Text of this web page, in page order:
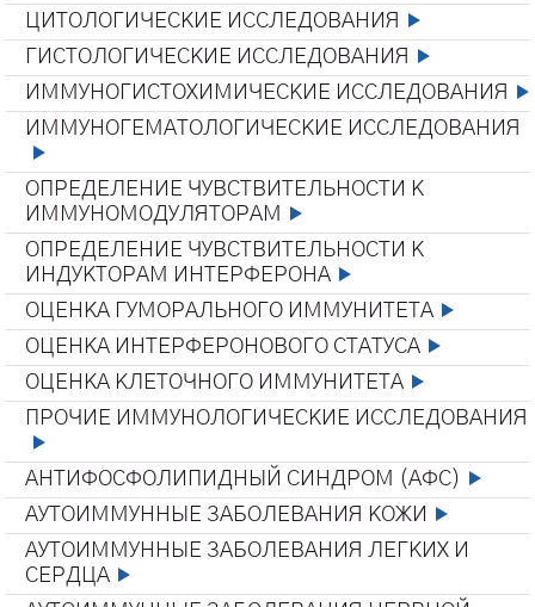
ЦИТОЛОГИЧЕСКИЕ ИССЛЕДОВАНИЯ
ГИСТОЛОГИЧЕСКИЕ ИССЛЕДОВАНИЯ
ИММУНОГИСТОХИМИЧЕСКИЕ ИССЛЕДОВАНИЯ
ИММУНОГЕМАТОЛОГИЧЕСКИЕ ИССЛЕДОВАНИЯ
ОПРЕДЕЛЕНИЕ ЧУВСТВИТЕЛЬНОСТИ К
ИММУНОМОДУЛЯТОРАМ
ОПРЕДЕЛЕНИЕ ЧУВСТВИТЕЛЬНОСТИ К
ИНДУКТОРАМ ИНТЕРФЕРОНА
ОЦЕНКА ГУМОРАЛЬНОГО ИММУНИТЕТА
ОЦЕНКА ИНТЕРФЕРОНОВОГО СТАТУСА
ОЦЕНКА КЛЕТОЧНОГО ИММУНИТЕТА
ПРОЧИЕ ИММУНОЛОГИЧЕСКИЕ ИССЛЕДОВАНИЯ
АНТИФОСФОЛИПИДНЫЙ СИНДРОМ (АФС)
АУТОИММУННЫЕ ЗАБОЛЕВАНИЯ КОЖИ
АУТОИММУННЫЕ ЗАБОЛЕВАНИЯ ЛЕГКИХ И
СЕРДЦА